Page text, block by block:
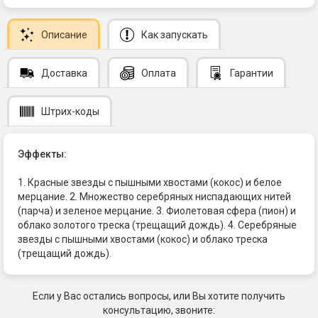
Описание Как запускать
Доставка Оплата Гарантии
Штрих-коды
Эффекты:
1. Красные звезды с пышными хвостами (кокос) и белое
мерцание. 2. Множество серебряных ниспадающих нитей
(парча) и зеленое мерцание. 3. Фиолетовая сфера (пион) и
облако золотого треска (трещащий дождь). 4. Серебряные
звезды с пышными хвостами (кокос) и облако треска
(трещащий дождь).
Если у Вас остались вопросы, или Вы хотите получить
консультацию, звоните: